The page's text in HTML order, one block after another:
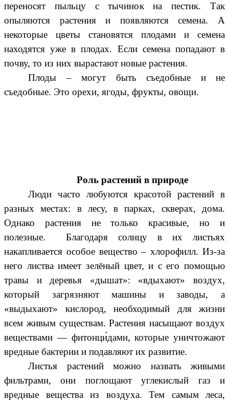
переносят пыльцу с тычинок на пестик. Так
опыляются растения и появляются семена. А
некоторые цветы становятся плодами и семена
находятся уже в плодах. Если семена попадают в
почву, то из них вырастают новые растения.
Плоды – могут быть съедобные и не
съедобные. Это орехи, ягоды, фрукты, овощи.
Роль растений в природе
Люди часто любуются красотой растений в
разных местах: в лесу, в парках, скверах, дома.
Однако растения не только красивые, но и
полезные. Благодаря солнцу в их листьях
накапливается особое вещество – хлорофилл. Из-за
него листва имеет зелёный цвет, и с его помощью
травы и деревья «дышат»: «вдыхают» воздух,
который загрязняют машины и заводы, а
«выдыхают» кислород, необходимый для жизни
всем живым существам.Растения насыщают воздух
веществами — фитонци́дами, которые уничтожают
вредные бактерии и подавляют их развитие.
Листья растений можно назвать живыми
фильтрами, они поглощают углекислый газ и
вредные вещества из воздуха. Тем самым леса,